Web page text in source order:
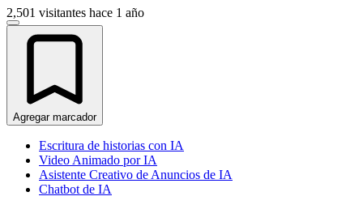
2,501 visitantes hace 1 año
Agregar marcador
Escritura de historias con IA
Video Animado por IA
Asistente Creativo de Anuncios de IA
Chatbot de IA